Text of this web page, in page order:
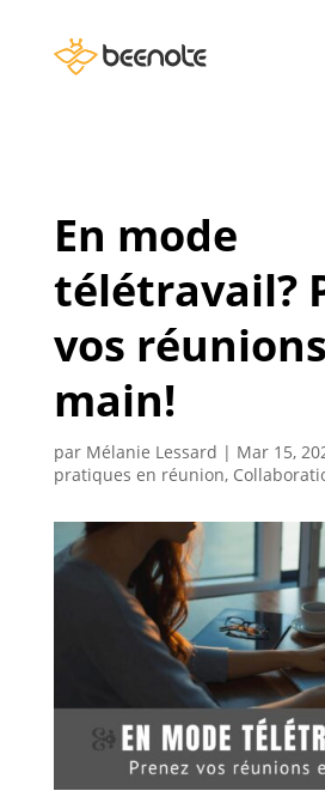
En mode
télétravail?
vos
main!
par Mélanie Lessard | Mar 15,
pratiques en réunion,